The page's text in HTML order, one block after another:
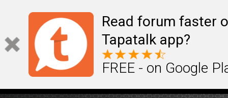
Read forum faster
Tapatalk app?
FREE - on Google